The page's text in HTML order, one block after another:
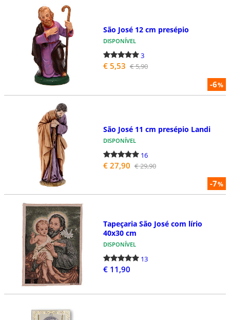
-6%
São José 12 cm presépio
DISPONÍVEL
3
€ 5,53 € 5,90
-7%
São José 11 cm presépio Landi
DISPONÍVEL
16
€ 27,90 € 29,90
Tapeçaria São José com lírio
40x30 cm
DISPONÍVEL
13
€ 11,90